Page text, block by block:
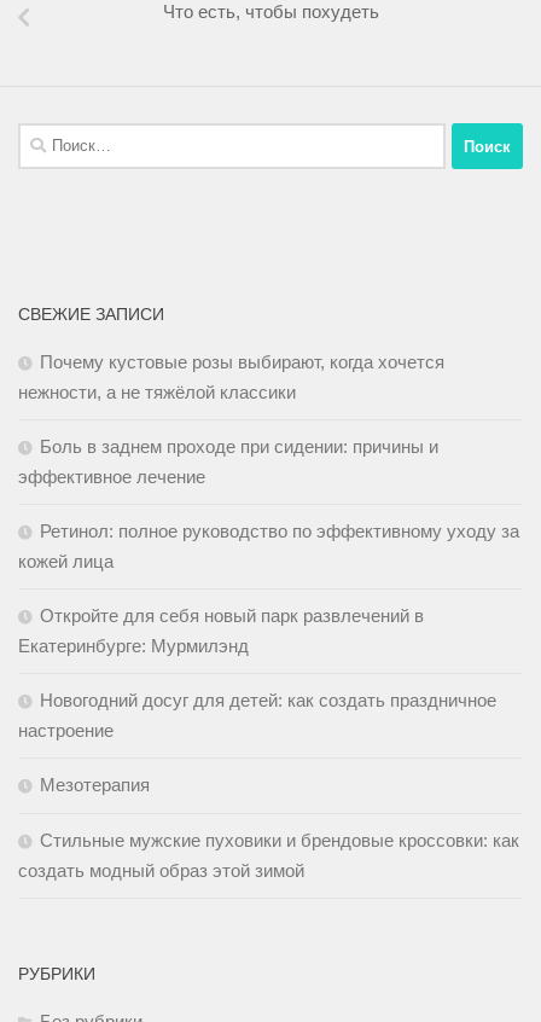
Что есть, чтобы похудеть
СВЕЖИЕ ЗАПИСИ
Почему кустовые розы выбирают, когда хочется
нежности, а не тяжёлой классики
Боль в заднем проходе при сидении: причины и
эффективное лечение
Ретинол: полное руководство по эффективному уходу за
кожей лица
Откройте для себя новый парк развлечений в
Екатеринбурге: Мурмилэнд
Новогодний досуг для детей: как создать праздничное
настроение
Мезотерапия
Стильные мужские пуховики и брендовые кроссовки: как
создать модный образ этой зимой
РУБРИКИ